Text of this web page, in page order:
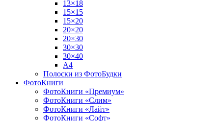
13×18
15×15
15×20
20×20
20×30
30×30
30×40
A4
Полоски из ФотоБудки
ФотоКниги
ФотоКниги «Премиум»
ФотоКниги «Слим»
ФотоКниги «Лайт»
ФотоКниги «Софт»